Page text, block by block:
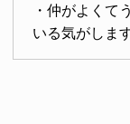
・仲がよくて
いる気がします